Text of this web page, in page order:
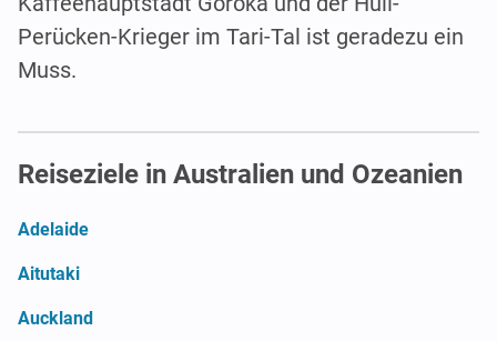
Perücken-Krieger im Tari-Tal ist geradezu ein
Muss.
Reiseziele in Australien und Ozeanien
Adelaide
Aitutaki
Auckland